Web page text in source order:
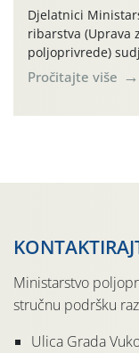
Djelatnici
ribarstva (Uprava
poljoprivrede)
forumu,
tradicije u
Pročitajte više
Ministarstvo
stručnu podršku
Ulica Grada